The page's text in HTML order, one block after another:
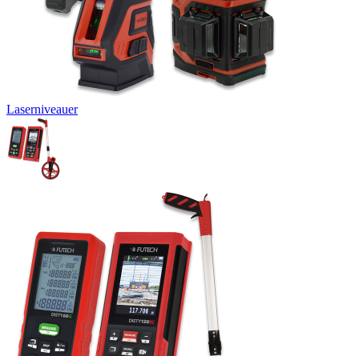
Laserniveauer